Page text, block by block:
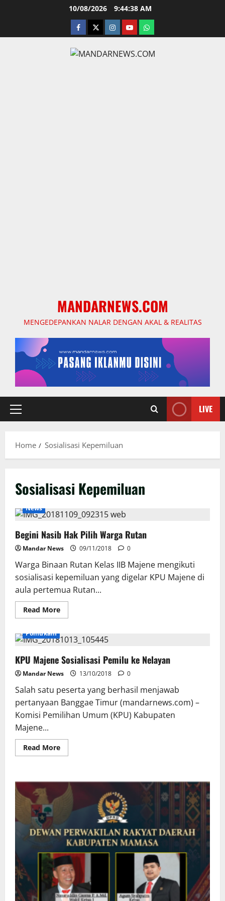
10/08/2026 9:44:38 AM
facebooktwitterinstagram.com
youtubewhatsapp
MANDARNEWS.COM
MENGEDEPANKAN NALAR DENGAN AKAL & REALITAS
Primary
LIVE
Home Sosialisasi Kepemiluan
Sosialisasi Kepemiluan
News
Begini Nasib Hak Pilih Warga Rutan
Mandar News 09/11/2018 0
Warga Binaan Rutan Kelas IIB Majene mengikuti
sosialisasi kepemiluan yang digelar KPU Majene di
aula pertemua Rutan...
Read MoreRead
more
Nasib
Hak
Warga
Rutan
Polhukam
KPU Majene Sosialisasi Pemilu ke Nelayan
Mandar News 13/10/2018 0
Salah satu peserta yang berhasil menjawab
pertanyaan Banggae Timur (mandarnews.com) –
Komisi Pemilihan Umum (KPU) Kabupaten
Majene...
Read MoreRead
more
Sosialisasi
Pemilu
ke